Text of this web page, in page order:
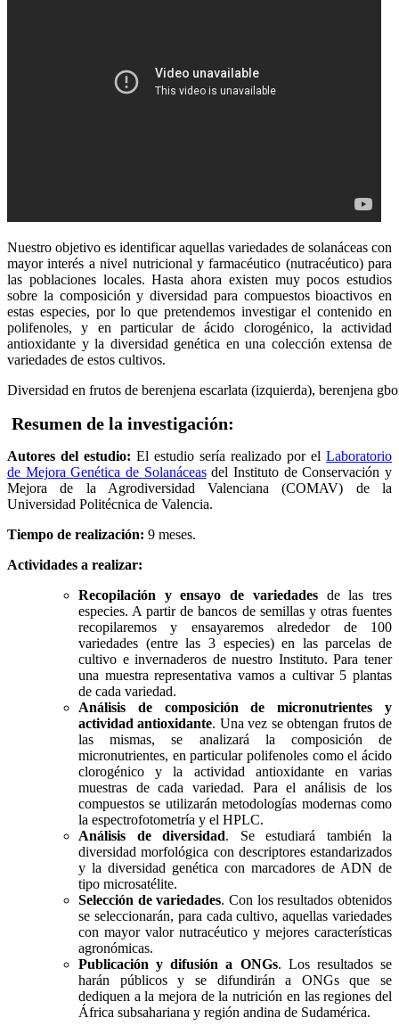
Nuestro objetivo es identificar aquellas variedades de solanáceas con
mayor interés a nivel nutricional y farmacéutico (nutracéutico) para
las poblaciones locales. Hasta ahora existen muy pocos estudios
sobre la composición y diversidad para compuestos bioactivos en
estas especies, por lo que pretendemos investigar el contenido en
polifenoles, y en particular de ácido clorogénico, la actividad
antioxidante y la diversidad genética en una colección extensa de
variedades de estos cultivos.
Diversidad en frutos de berenjena escarlata (izquierda), berenjena
Resumen de la investigación:
Autores del estudio: El estudio sería realizado por el Laboratorio
de Mejora Genética de Solanáceasdel Instituto de Conservación y
Mejora de la Agrodiversidad Valenciana (COMAV) de la
Universidad Politécnica de Valencia.
Tiempo de realización: 9 meses.
Actividades a realizar:
Recopilación y ensayo de variedadesde las tres
especies. A partir de bancos de semillas y otras fuentes
recopilaremos y ensayaremos alrededor de 100
variedades (entre las 3 especies) en las parcelas de
cultivo e invernaderos de nuestro Instituto. Para tener
una muestra representativa vamos a cultivar 5 plantas
de cada variedad.
Análisis de composición de micronutrientes y
actividad antioxidante. Una vez se obtengan frutos de
las mismas, se analizará la composición de
micronutrientes, en particular polifenoles como el ácido
clorogénico y la actividad antioxidante en varias
muestras de cada variedad. Para el análisis de los
compuestos se utilizarán metodologías modernas como
la espectrofotometría y el HPLC.
Análisis de diversidad. Se estudiará también la
diversidad morfológica con descriptores estandarizados
y la diversidad genética con marcadores de ADN de
tipo microsatélite.
Selección de variedades. Con los resultados obtenidos
se seleccionarán, para cada cultivo, aquellas variedades
con mayor valor nutracéutico y mejores características
agronómicas.
Publicación y difusión a ONGs. Los resultados se
harán públicos y se difundirán a ONGs que se
dediquen a la mejora de la nutrición en las regiones del
África subsahariana y región andina de Sudamérica.